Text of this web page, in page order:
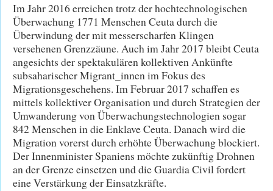
Im Jahr 2016 erreichen trotz der hochtechnologischen
Überwachung 1771 Menschen Ceuta durch die
Überwindung der mit messerscharfen Klingen
versehenen Grenzzäune. Auch im Jahr 2017 bleibt Ceuta
angesichts der spektakulären kollektiven Ankünfte
subsaharischer Migrant_innen im Fokus des
Migrationsgeschehens. Im Februar 2017 schaffen es
mittels kollektiver Organisation und durch Strategien der
Umwanderung von Überwachungstechnologien sogar
842 Menschen in die Enklave Ceuta. Danach wird die
Migration vorerst durch erhöhte Überwachung blockiert.
Der Innenminister Spaniens möchte zukünftig Drohnen
an der Grenze einsetzen und die Guardia Civil fordert
eine Verstärkung der Einsatzkräfte.